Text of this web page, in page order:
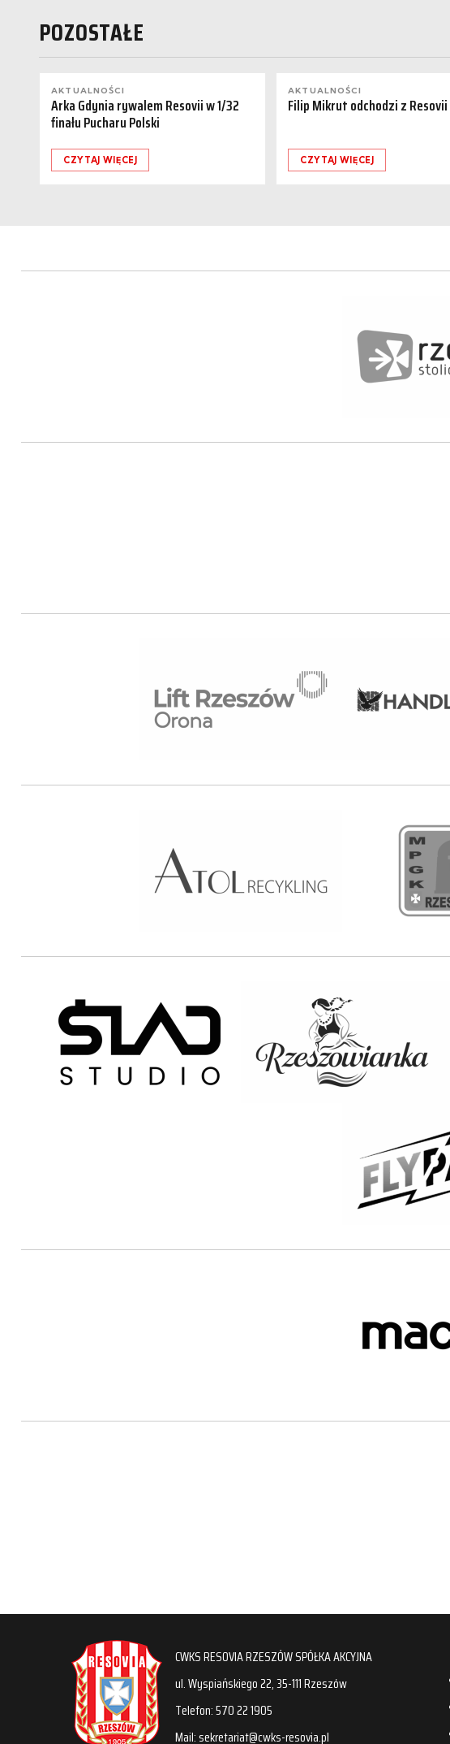
POZOSTAŁE
AKTUALNOŚCI
Arka Gdynia rywalem Resovii w 1/32
finału Pucharu Polski
CZYTAJ WIĘCEJ
AKTUALNOŚCI
Filip Mikrut odchodzi z Resovii
CZYTAJ WIĘCEJ
CWKS RESOVIA RZESZÓW SPÓŁKA AKCYJNA
ul. Wyspiańskiego 22, 35-111 Rzeszów
Telefon: 570 22 1905
Mail: sekretariat@cwks-resovia.pl